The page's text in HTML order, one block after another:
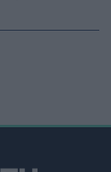
των